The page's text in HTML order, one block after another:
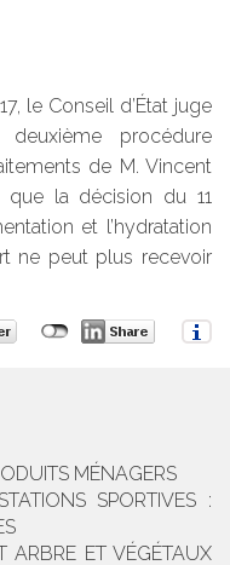
le Conseil d’État juge
procédure
de M. Vincent
que la décision du 11
et l’hydratation
ne peut plus recevoir
MÉNAGERS
SPORTIVES :
ARBRE ET VÉGÉTAUX